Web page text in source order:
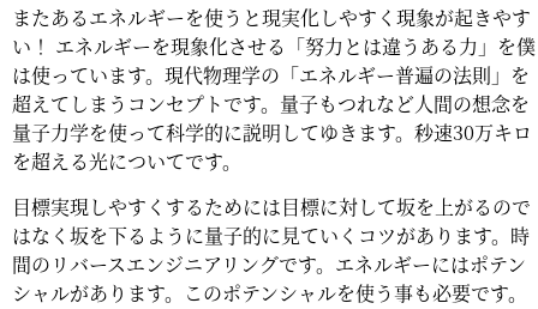
またあるエネルギーを使うと現実化しやすく現象が起きやす
い！ エネルギーを現象化させる「努力とは違うある力」を僕
は使っています。現代物理学の「エネルギー普遍の法則」を
超えてしまうコンセプトです。量子もつれなど人間の想念を
量子力学を使って科学的に説明してゆきます。秒速30万キロ
を超える光についてです。
目標実現しやすくするためには目標に対して坂を上がるので
はなく坂を下るように量子的に見ていくコツがあります。時
間のリバースエンジニアリングです。エネルギーにはポテン
シャルがあります。このポテンシャルを使う事も必要です。